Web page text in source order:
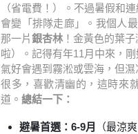
（省電費！）。不過暑假和
會變「排隊走廊」。我個人
那一片銀杏林 ！金黃色的葉
啦）。記得有年11月中來，
氣好會遇到霧淞或雲海，但
很多，喜歡清幽的，這時來
道。 總結一下：
避暑首選：6-9月
（最涼